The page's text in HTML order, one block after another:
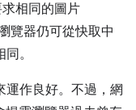
相同的圖片
覽器仍可從快取中
。
運作良好。不過，網